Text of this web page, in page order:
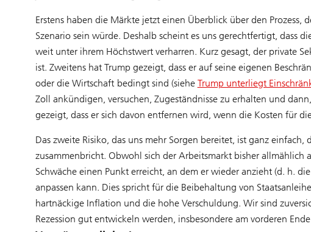
Erstens haben die Märkte jetzt einen Überblick über den
Szenario sein würde. Deshalb scheint es uns gerechtfertigt, dass
weit unter ihrem Höchstwert verharren. Kurz gesagt, der private
ist. Zweitens hat Trump gezeigt, dass er auf seine eigenen
oder die Wirtschaft bedingt sind (siehe Trump unterliegt
Zoll ankündigen, versuchen, Zugeständnisse zu erhalten und
gezeigt, dass er sich davon entfernen wird, wenn die Kosten für
Das zweite Risiko, das uns mehr Sorgen bereitet, ist ganz
zusammenbricht. Obwohl sich der Arbeitsmarkt bisher
Schwäche einen Punkt erreicht, an dem er wieder anzieht (d. h.
anpassen kann. Dies spricht für die Beibehaltung von
hartnäckige Inflation und die hohe Verschuldung. Wir sind
Rezession gut entwickeln werden, insbesondere am vorderen